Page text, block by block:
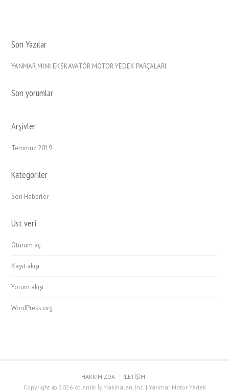
Son Yazılar
YANMAR MİNİ EKSKAVATÖR MOTOR YEDEK PARÇALARI
Son yorumlar
Arşivler
Temmuz 2019
Kategoriler
Son Haberler
Üst veri
Oturum aç
Kayıt akışı
Yorum akışı
WordPress.org
HAKKIMIZDA
İLETİŞİM
Copyright © 2026 Atlantik İş Makinaları, Inc. | Yanmar Motor Yedek